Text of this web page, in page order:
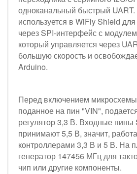
одноканальный быстрый
используется в WiFly Shield
через SPI-интерфейс с
который управляется через
большую скорость и
Arduino.
Перед включением
поданное на пин "VIN",
регулятор 3,3 В. Входные пины
принимают 5,5 В, значит,
контроллерами 3,3 В и 5 В. На
генератор 147456 МГц для
чип или другие компоненты.